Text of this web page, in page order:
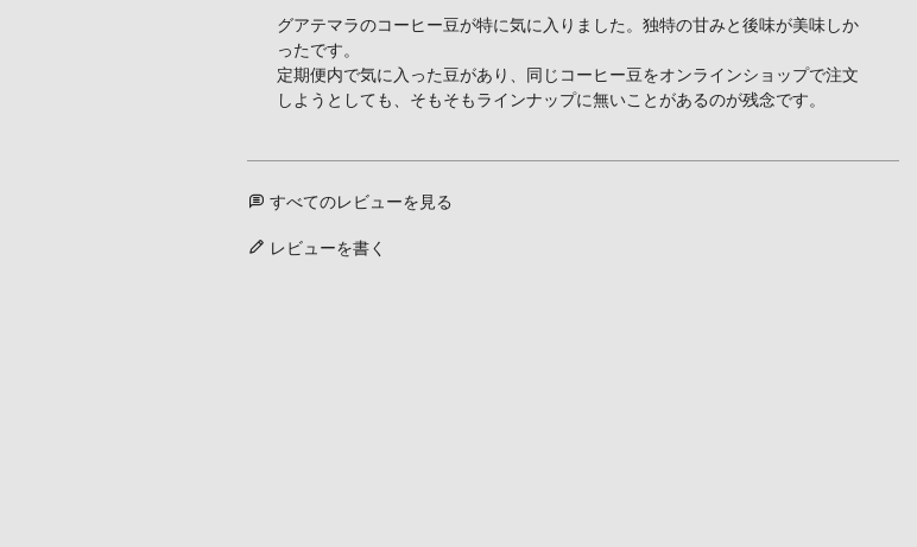
グアテマラのコーヒー豆が特に気に入りました。独特の甘みと後味が美味しか
ったです。
定期便内で気に入った豆があり、同じコーヒー豆をオンラインショップで注文
しようとしても、そもそもラインナップに無いことがあるのが残念です。
すべてのレビューを見る
レビューを書く